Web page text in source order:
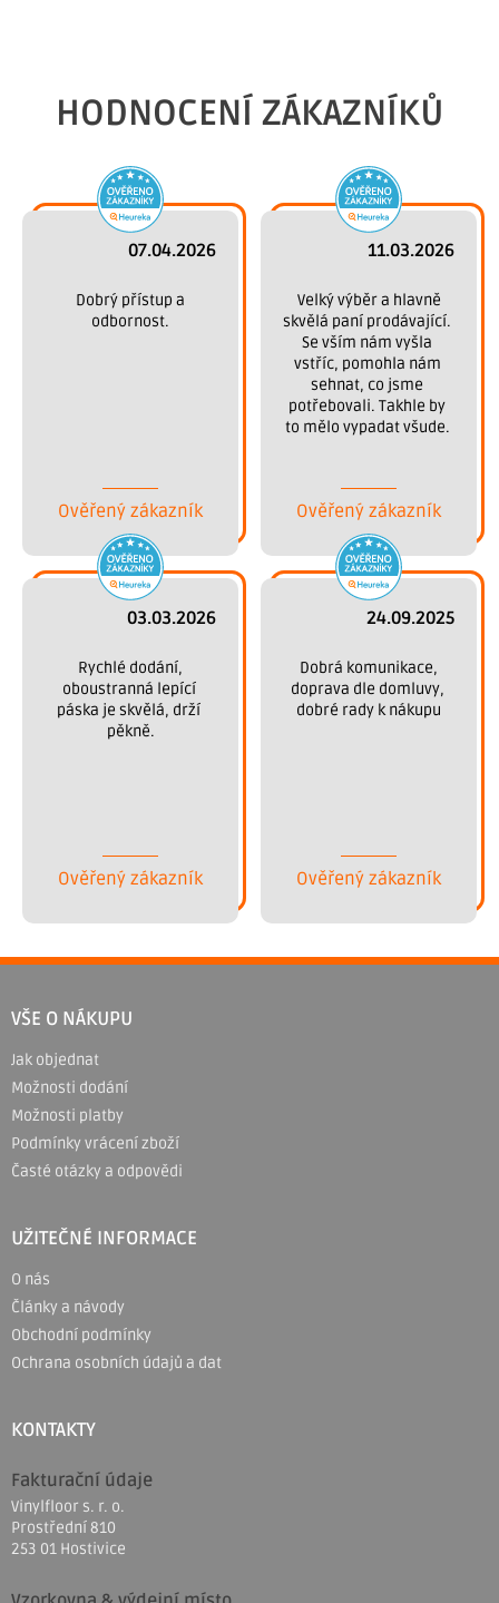
HODNOCENÍ ZÁKAZNÍKŮ
07.04.2026
odbornost.
Ověřený zákazník
11.03.2026
skvělá paní prodávající.
Se vším nám vyšla
vstříc, pomohla nám
sehnat, co jsme
potřebovali. Takhle by
to mělo vypadat všude.
Ověřený zákazník
03.03.2026
oboustranná lepící
páska je skvělá, drží
pěkně.
Ověřený zákazník
24.09.2025
doprava dle domluvy,
dobré rady k nákupu
Ověřený zákazník
á
a
VŠE O NÁKUPU
Jak objednat
Možnosti dodání
Možnosti platby
Podmínky vrácení zboží
Časté otázky a odpovědi
UŽITEČNÉ INFORMACE
O nás
Články a návody
Obchodní podmínky
Ochrana osobních údajů a dat
KONTAKTY
Fakturační údaje
Vinylfloor s. r. o.
Prostřední 810
253 01 Hostivice